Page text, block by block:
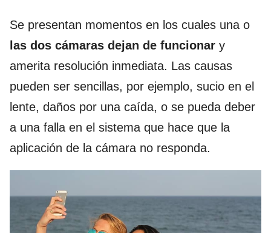
Se presentan momentos en los cuales una o
las dos cámaras dejan de funcionar y
amerita resolución inmediata. Las causas
pueden ser sencillas, por ejemplo, sucio en el
lente, daños por una caída, o se pueda deber
a una falla en el sistema que hace que la
aplicación de la cámara no responda.